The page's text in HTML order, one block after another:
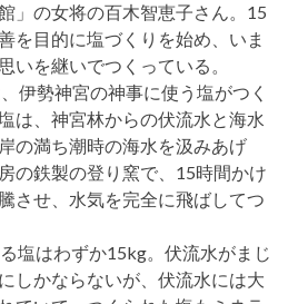
」の女将の百木智恵子さん。15
を目的に塩づくりを始め、いま
いを継いでつくっている。
伊勢神宮の神事に使う塩がつく
は、神宮林からの伏流水と海水
の満ち潮時の海水を汲みあげ
の鉄製の登り窯で、15時間かけ
させ、水気を完全に飛ばしてつ
塩はわずか15kg。伏流水がまじ
しかならないが、伏流水には大